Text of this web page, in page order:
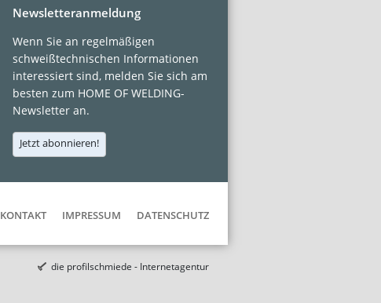
Newsletteranmeldung
Wenn Sie an regelmäßigen
schweißtechnischen Informationen
interessiert sind, melden Sie sich am
besten zum HOME OF WELDING-
Newsletter an.
Jetzt abonnieren!
KONTAKT IMPRESSUM DATENSCHUTZ
die profilschmiede - Internetagentur